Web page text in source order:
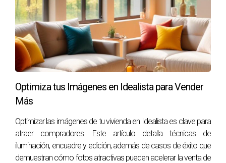
digitales o incluso smartphones modernos pueden hacer
un gran trabajo si se utilizan correctamente.
¿Es necesario editar las fotos antes de
publicarlas?
Sí, la edición básica puede mejorar significativamente la
calidad visual de tus imágenes; ajusta brillo, contraste y
saturación según sea necesario.
¿Cómo puedo hacer que un espacio pequeño
parezca más grande en fotos?
Utiliza ángulos desde las esquinas y evita tomar fotos
Optimiza tus Imágenes en Idealista para Vender
Más
Optimizar las imágenes de tu vivienda en Idealista es clave para
atraer compradores. Este artículo detalla técnicas de
iluminación, encuadre y edición, además de casos de éxito que
demuestran cómo fotos atractivas pueden acelerar la venta de